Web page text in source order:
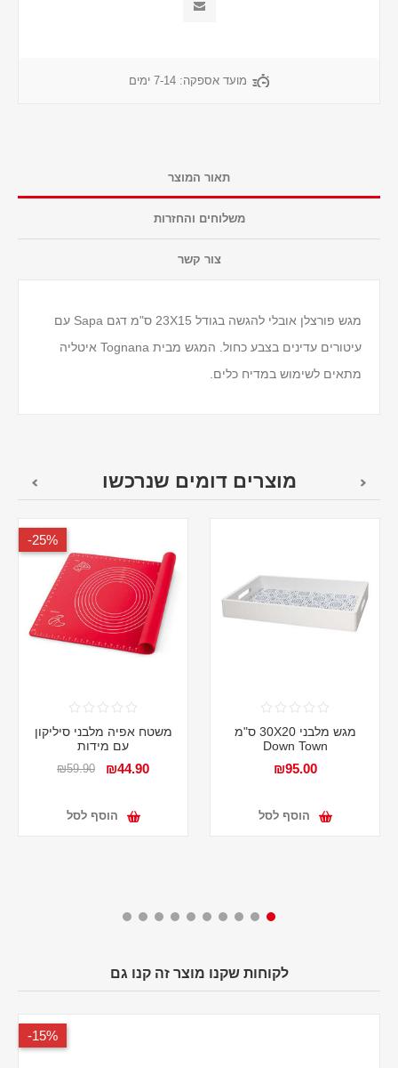
מועד אספקה: 7-14 ימים
תאור המוצר
משלוחים והחזרות
צור קשר
מגש פורצלן אובלי להגשה בגודל 23X15 ס"מ דגם Sapa עם
עיטורים עדינים בצבע כחול. המגש מבית Tognana איטליה
מתאים לשימוש במדיח כלים.
מוצרים דומים שנרכשו
מגש מלבני 30X20 ס"מ
Down Town
₪95.00
הוסף לסל
25%-
משטח אפיה מלבני סיליקון
עם מידות
₪44.90
₪59.90
הוסף לסל
לקוחות שקנו מוצר זה קנו גם
15%-